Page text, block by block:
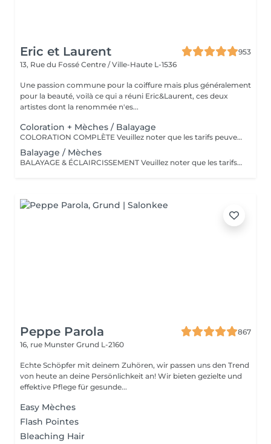
Eric et Laurent
953
13, Rue du Fossé Centre / Ville-Haute L-1536
Une passion commune pour la coiffure mais plus généralement
pour la beauté, voilà ce qui a réuni Eric&Laurent, ces deux
artistes dont la renommée n'es...
Coloration + Mèches / Balayage
COLORATION COMPLÈTE Veuillez noter que les tarifs peuvent varier en fonction de la longueur des cheveux, de leur densité, de la quantité de produit nécessaire ainsi que de la complexité de la prestation. COLOR.ME by KEVIN.MURPHY Découvrez une expérience de coloration haut de gamme avec COLOR.ME by KEVIN.MURPHY, une gamme de coloration professionnelle alliant performance, innovation et respect de la fibre capillaire. Les avantages : Formule sans ammoniaque, sans PPD et sans parabène Enrichie en miel, beurre de karité et grenade pour nourrir et protéger les cheveux Jusqu'à 100 % de couverture des cheveux blancs Couleur intense, lumineuse et durable Respect optimal de la fibre capillaire et du cuir chevelu Cheveux visiblement plus doux, brillants et éclatants de santé Formule cruelty-free, développée dans le respect du bien-être animal Une expérience de coloration premium qui associe l'excellence de la couleur à des actifs de soin performants, pour un résultat sur mesure, éclatant et naturellement sophistiqué.
Balayage / Mèches
BALAYAGE & ÉCLAIRCISSEMENT Veuillez noter que les tarifs peuvent varier en fonction de la longueur et de la densité des cheveux, de la quantité de produit nécessaire ainsi que de la complexité de la prestation. UNE LUMIÈRE SUR MESURE Apportez éclat, profondeur et dimension à votre chevelure grâce à nos techniques d'éclaircissement personnalisées. Chaque réalisation est pensée pour sublimer votre couleur naturelle et créer un résultat harmonieux, lumineux et parfaitement adapté à votre style.
Peppe Parola
867
16, rue Munster Grund L-2160
Echte Schöpfer mit deinem Zuhören, wir passen uns den Trend
von heute an deine Persönlichkeit an! Wir bieten gezielte und
effektive Pflege für gesunde...
Easy Mèches
Flash Pointes
Bleaching Hair